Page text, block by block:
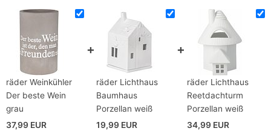
räder Weinkühler
Der beste Wein
grau
37,99 EUR
räder Lichthaus
Baumhaus
Porzellan weiß
19,99 EUR
räder Lichthaus
Reetdachturm
Porzellan weiß
34,99 EUR